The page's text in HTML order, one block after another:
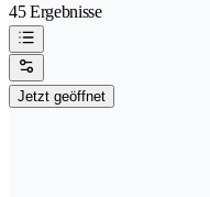
45 Ergebnisse
Jetzt geöffnet